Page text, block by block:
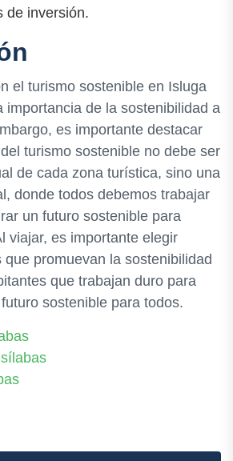
de inversión.
el turismo sostenible en Isluga
importancia de la sostenibilidad a
es importante destacar
turismo sostenible no debe ser
de cada zona turística, sino una
donde todos debemos trabajar
un futuro sostenible para
viajar, es importante elegir
promuevan la sostenibilidad
que trabajan duro para
sostenible para todos.